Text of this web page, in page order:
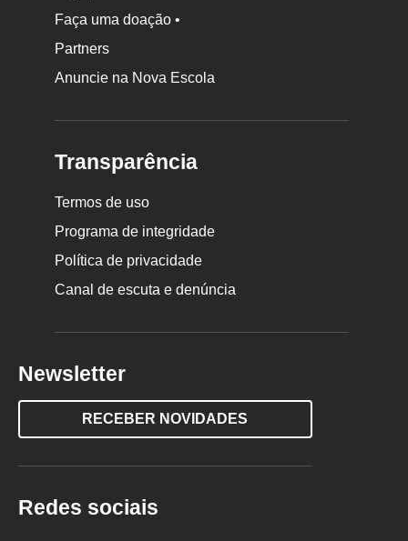
Faça uma doação •
Partners
Anuncie na Nova Escola
Transparência
Termos de uso
Programa de integridade
Política de privacidade
Canal de escuta e denúncia
Newsletter
RECEBER NOVIDADES
Redes sociais